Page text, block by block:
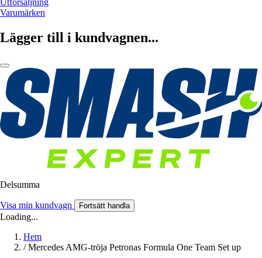
Utförsäljning
Varumärken
Lägger till i kundvagnen...
Delsumma
Visa min kundvagn Fortsätt handla
Loading...
Hem
/ Mercedes AMG-tröja Petronas Formula One Team Set up